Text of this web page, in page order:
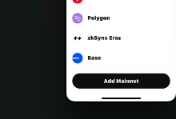
Português (Brasil)
Español (Argentina)